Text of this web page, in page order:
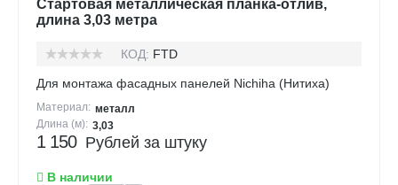
Стартовая металлическая планка-отлив,
длина 3,03 метра
КОД: FTD
Для монтажа фасадных панелей Nichiha (Нитиха)
Материал: металл
Длина (м): 3,03
1 150 Рублей за штуку
В наличии